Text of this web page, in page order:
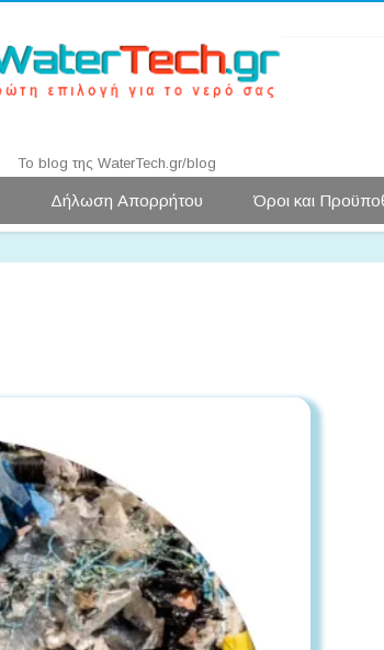
Το blog της WaterTech.gr/blog
σε
Δήλωση Απορρήτου Όροι και